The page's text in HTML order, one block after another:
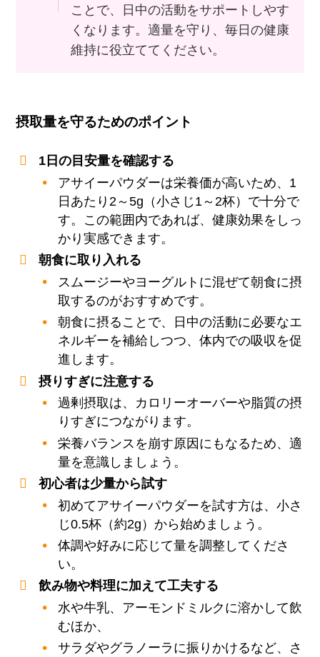
ことで、日中の活動をサポートしやす
くなります。適量を守り、毎日の健康
維持に役立ててください。
摂取量を守るためのポイント
1日の目安量を確認する
アサイーパウダーは栄養価が高いため、1
日あたり2～5g（小さじ1～2杯）で十分で
す。この範囲内であれば、健康効果をしっ
かり実感できます。
朝食に取り入れる
スムージーやヨーグルトに混ぜて朝食に摂
取するのがおすすめです。
朝食に摂ることで、日中の活動に必要なエ
ネルギーを補給しつつ、体内での吸収を促
進します。
摂りすぎに注意する
過剰摂取は、カロリーオーバーや脂質の摂
りすぎにつながります。
栄養バランスを崩す原因にもなるため、適
量を意識しましょう。
初心者は少量から試す
初めてアサイーパウダーを試す方は、小さ
じ0.5杯（約2g）から始めましょう。
体調や好みに応じて量を調整してくださ
い。
飲み物や料理に加えて工夫する
水や牛乳、アーモンドミルクに溶かして飲
むほか、
サラダやグラノーラに振りかけるなど、さ